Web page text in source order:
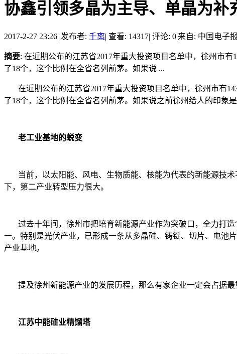
协鑫引领多晶为主导、单晶为补
2017-2-27 23:26| 发布者: 千离| 查看: 14317| 评论: 0|来自: 中国电子
摘要: 在近期公布的江苏省2017年重大投资项目名单中，徐州市
了18个，这个比例在全省名列前茅。如果说 ...
在近期公布的江苏省2017年重大投资项目名单中，徐州市有
了18个，这个比例在全省名列前茅。如果说之前徐州给人的印
老工业基地的蜕变
当前，以太阳能、风电、生物质能、核能为代表的新能源技术
下，第二产业转型压力很大。
过去十年间，徐州市把培育新能源产业作为突破口，全力打造
一。特别是光伏产业，已形成一条从多晶硅、铸锭、切片、电池
产业基地。
提及徐州新能源产业的发展历程，那么有家企业一定会占据最
江苏中能硅业精馏塔